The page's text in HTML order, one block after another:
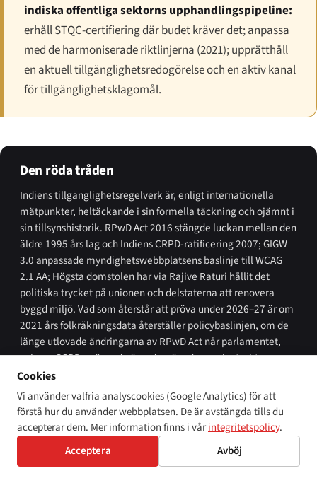
indiska offentliga sektorns upphandlingspipeline:
erhåll STQC-certifiering där budet kräver det; anpassa
med de harmoniserade riktlinjerna (2021); upprätthåll
en aktuell tillgänglighetsredogörelse och en aktiv kanal
för tillgänglighetsklagomål.
Den röda tråden
Indiens tillgänglighetsregelverk är, enligt internationella
mätpunkter, heltäckande i sin formella täckning och ojämnt i
sin tillsynshistorik. RPwD Act 2016 stängde luckan mellan den
äldre 1995 års lag och Indiens CRPD-ratificering 2007; GIGW
3.0 anpassade myndighetswebbplatsens baslinje till WCAG
2.1 AA; Högsta domstolen har via Rajive Raturi hållit det
politiska trycket på unionen och delstaterna att renovera
byggd miljö. Vad som återstår att pröva under 2026–27 är om
2021 års folkräkningsdata återställer policybas­linjen, om de
länge utlovade ändringarna av RPwD Act når parlamentet,
och om CCPD:s växande ärendemängd om privatsektorns
tillgänglighet omvandlas till storskaliga korrigeringsåtgärder.
Läs mer från Disability World omWCAG 2.1,FN:s CRPDoch
tillgänglighetsregelverk i jämförbara rättsordningar under
Regelverk.
Cookies
Vi använder valfria analyscookies (Google Analytics) för att
förstå hur du använder webbplatsen. De är avstängda tills du
accepterar dem. Mer information finns i vårintegritetspolicy.
Acceptera
Avböj